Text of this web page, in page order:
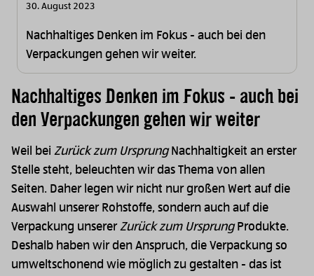
30. August 2023
Nachhaltiges Denken im Fokus - auch bei den
Verpackungen gehen wir weiter.
Nachhaltiges Denken im Fokus - auch bei
den Verpackungen gehen wir weiter
Weil bei Zurück zum UrsprungNachhaltigkeit an erster
Stelle steht, beleuchten wir das Thema von allen
Seiten. Daher legen wir nicht nur großen Wert auf die
Auswahl unserer Rohstoffe, sondern auch auf die
Verpackung unsererZurück zum UrsprungProdukte.
Deshalb haben wir den Anspruch, die Verpackung so
umweltschonend wie möglich zu gestalten - das ist